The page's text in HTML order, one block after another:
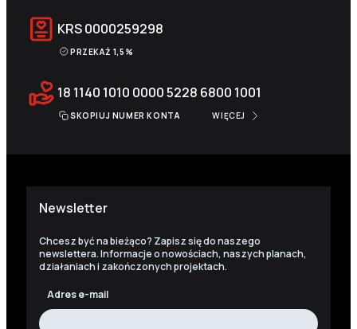
KRS0000259298
PRZEKAŻ 1,5%
18 1140 1010 0000 5228 6800 1001
SKOPIUJ NUMER KONTA WIĘCEJ
Newsletter
Chcesz być na bieżąco? Zapisz się do naszego
newslettera. Informacje o nowościach, naszych planach,
działaniach i zakończonych projektach.
Adres e-mail